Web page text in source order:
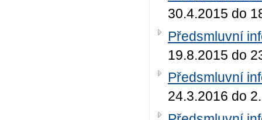
30.4.2015 do
Předsmluvní
19.8.2015 do
Předsmluvní
24.3.2016 do